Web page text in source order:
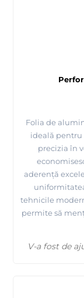
Folia de
ideală pentru
precizia în
aderență
tehnicile
permite să
V-a fost de